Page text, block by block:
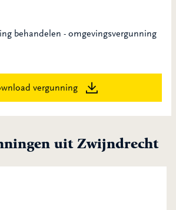
behandelen - omgevingsvergunning
vergunning
uit Zwijndrecht